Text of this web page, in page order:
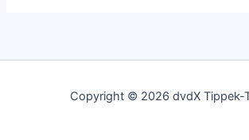
Copyright © 2026 dvdX Tippek-